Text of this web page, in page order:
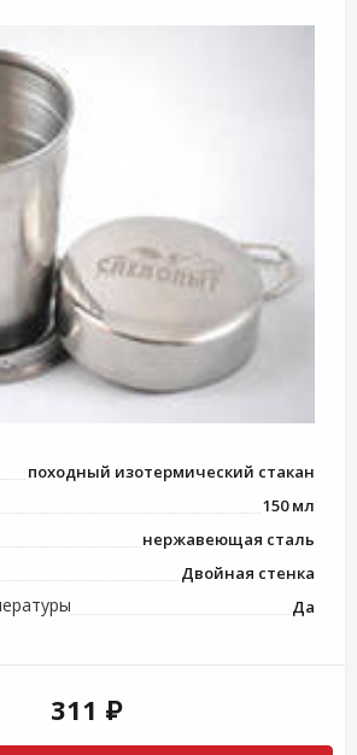
походный изотермический стакан
150 мл
нержавеющая сталь
Двойная стенка
Да
311 ₽